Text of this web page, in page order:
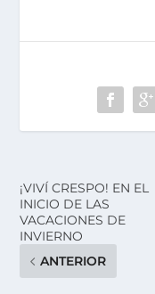
¡VIVÍ CRESPO! EN EL
INICIO DE LAS
VACACIONES DE
INVIERNO
ANTERIOR